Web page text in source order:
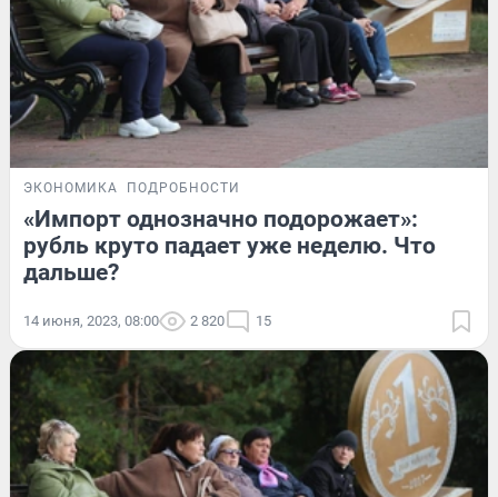
ЭКОНОМИКА ПОДРОБНОСТИ
«Импорт однозначно подорожает»:
рубль круто падает уже неделю. Что
дальше?
14 июня, 2023, 08:00 2 820 15